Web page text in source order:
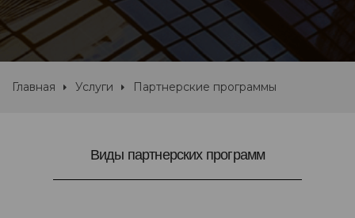
Главная Услуги Партнерские программы
Виды партнерских программ